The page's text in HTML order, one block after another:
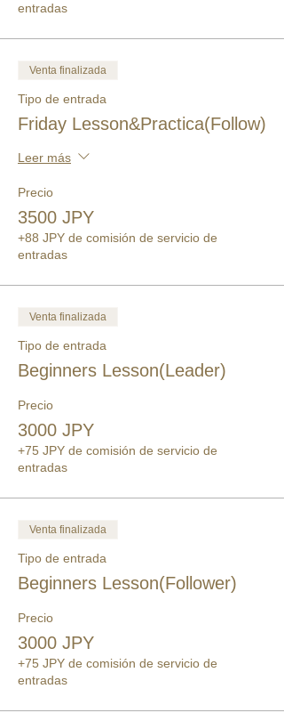
entradas
Venta finalizada
Tipo de entrada
Friday Lesson&Practica(Follow)
Leer más
Precio
3500 JPY
+88 JPY de comisión de servicio de
entradas
Venta finalizada
Tipo de entrada
Beginners Lesson(Leader)
Precio
3000 JPY
+75 JPY de comisión de servicio de
entradas
Venta finalizada
Tipo de entrada
Beginners Lesson(Follower)
Precio
3000 JPY
+75 JPY de comisión de servicio de
entradas